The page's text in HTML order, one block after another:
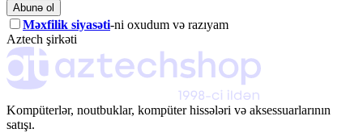
Abunə ol
Məxfilik siyasəti-ni oxudum və razıyam
Aztech şirkəti
Kompüterlər, noutbuklar, kompüter hissələri və aksessuarlarının
satışı.